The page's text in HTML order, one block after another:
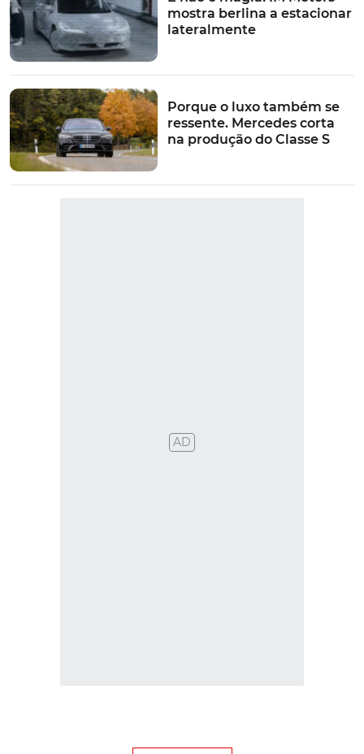
mostra berlina a estacionar
lateralmente
Porque o luxo também se
ressente. Mercedes corta
na produção do Classe S